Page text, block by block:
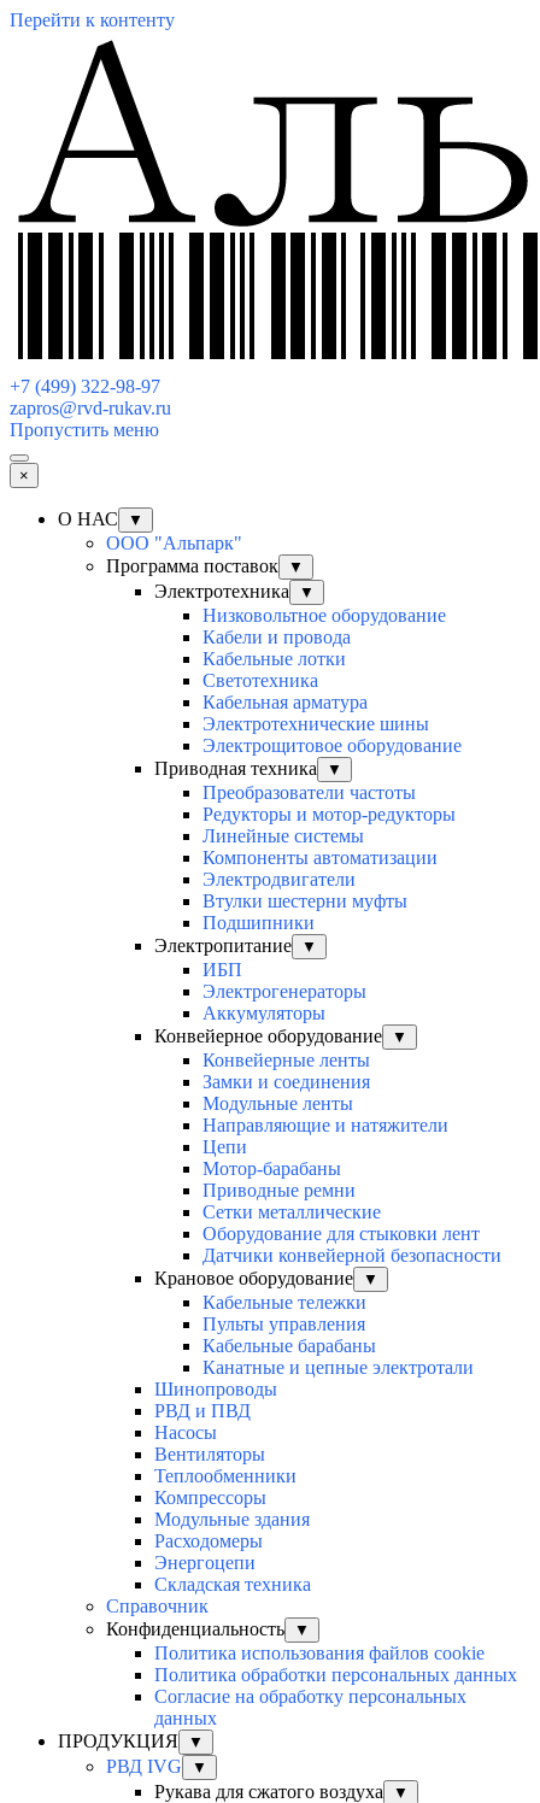
Перейти к контенту
+7 (499) 322-98-97
zapros@rvd-rukav.ru
Пропустить меню
×
О НАС ▼
ООО "Альпарк"
Программа поставок
▼
Электротехника ▼
Низковольтное оборудование
Кабели и провода
Кабельные лотки
Светотехника
Кабельная арматура
Электротехнические шины
Электрощитовое оборудование
Приводная техника
▼
Преобразователи частоты
Редукторы и мотор-редукторы
Линейные системы
Компоненты автоматизации
Электродвигатели
Втулки шестерни муфты
Подшипники
Электропитание
▼
ИБП
Электрогенераторы
Аккумуляторы
Конвейерное оборудование
▼
Конвейерные ленты
Замки и соединения
Модульные ленты
Направляющие и натяжители
Цепи
Мотор-барабаны
Приводные ремни
Сетки металлические
Оборудование для стыковки лент
Датчики конвейерной безопасности
Крановое оборудование
▼
Кабельные тележки
Пульты управления
Кабельные барабаны
Канатные и цепные электротали
Шинопроводы
РВД и ПВД
Насосы
Вентиляторы
Теплообменники
Компрессоры
Модульные здания
Расходомеры
Энергоцепи
Складская техника
Справочник
Конфиденциальность
▼
Политика использования файлов cookie
Политика обработки персональных данных
Согласие на обработку персональных
данных
ПРОДУКЦИЯ
▼
РВД IVG ▼
Рукава для сжатого воздуха ▼